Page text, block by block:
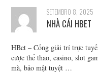
SETEMBRO 8, 2025
NHÀ CÁI HBET
HBet – Cổng giải trí trực
cược thể thao, casino, slot
mà, bảo mật tuyệt …